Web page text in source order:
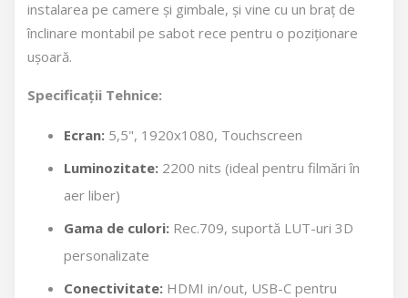
instalarea pe camere și gimbale, și vine cu un braț de
înclinare montabil pe sabot rece pentru o poziționare
ușoară.
Specificații Tehnice:
Ecran: 5,5", 1920x1080, Touchscreen
Luminozitate: 2200 nits (ideal pentru filmări în
aer liber)
Gama de culori: Rec.709, suportă LUT-uri 3D
personalizate
Conectivitate: HDMI in/out, USB-C pentru